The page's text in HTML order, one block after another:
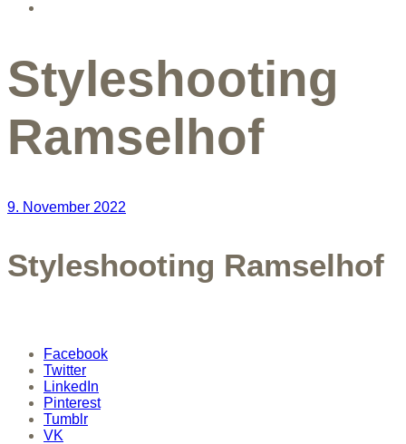
Styleshooting
Ramselhof
9. November 2022
Styleshooting Ramselhof
Facebook
Twitter
LinkedIn
Pinterest
Tumblr
VK